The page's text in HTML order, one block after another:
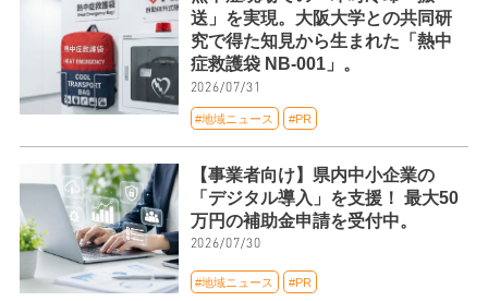
送」を実現。大阪大学との共同研
究で得た知見から生まれた「熱中
症救護袋 NB-001」。
2026/07/31
#地域ニュース #PR
【事業者向け】県内中小企業の
「デジタル導入」を支援！ 最大50
万円の補助金申請を受付中。
2026/07/30
#地域ニュース #PR